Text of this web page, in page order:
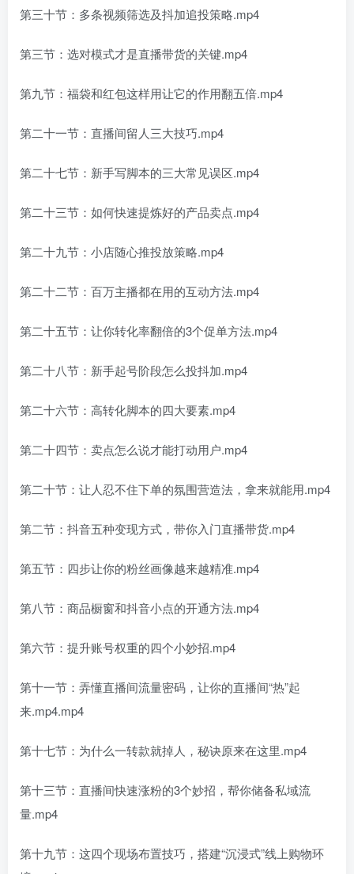
第三十节：多条视频筛选及抖加追投策略.mp4
第三节：选对模式才是直播带货的关键.mp4
第九节：福袋和红包这样用让它的作用翻五倍.mp4
第二十一节：直播间留人三大技巧.mp4
第二十七节：新手写脚本的三大常见误区.mp4
第二十三节：如何快速提炼好的产品卖点.mp4
第二十九节：小店随心推投放策略.mp4
第二十二节：百万主播都在用的互动方法.mp4
第二十五节：让你转化率翻倍的3个促单方法.mp4
第二十八节：新手起号阶段怎么投抖加.mp4
第二十六节：高转化脚本的四大要素.mp4
第二十四节：卖点怎么说才能打动用户.mp4
第二十节：让人忍不住下单的氛围营造法，拿来就能用.mp4
第二节：抖音五种变现方式，带你入门直播带货.mp4
第五节：四步让你的粉丝画像越来越精准.mp4
第八节：商品橱窗和抖音小点的开通方法.mp4
第六节：提升账号权重的四个小妙招.mp4
第十一节：弄懂直播间流量密码，让你的直播间“热”起
来.mp4.mp4
第十七节：为什么一转款就掉人，秘诀原来在这里.mp4
第十三节：直播间快速涨粉的3个妙招，帮你储备私域流
量.mp4
第十九节：这四个现场布置技巧，搭建“沉浸式”线上购物环